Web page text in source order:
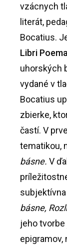
vzácnych
literát,
Bocatius.
Libri
uhorských
vydané v
Bocatius
zbierke,
častí. V
tematikou,
básne. V
básne,
jeho
epigramov,